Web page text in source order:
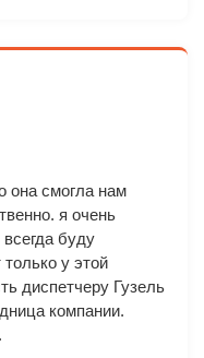
она смогла нам
я очень
буду
только у этой
диспетчеру Гузель
компании.